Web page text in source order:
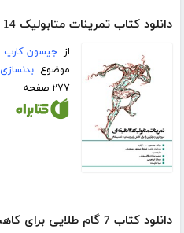
دانلود کتاب تمرینات متابولیک 14 دقیقه‌ای
از:جیسون کارپ
موضوع:بدنسازی
۲۷۷ صفحه
دانلود کتاب 7 گام طلایی برای کاهش وزن اصولی